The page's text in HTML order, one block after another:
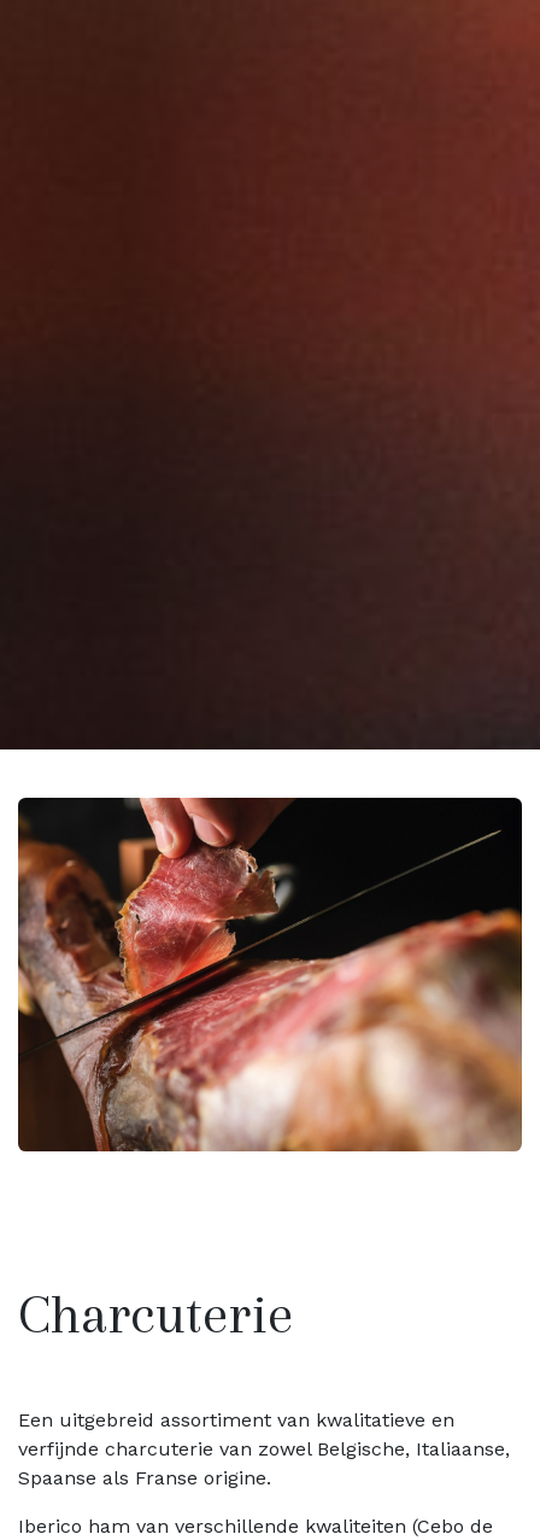
Charcuterie
Een uitgebreid assortiment van kwalitatieve en
verfijnde charcuterie van zowel Belgische, Italiaanse,
Spaanse als Franse origine.
Iberico ham van verschillende kwaliteiten (Cebo de